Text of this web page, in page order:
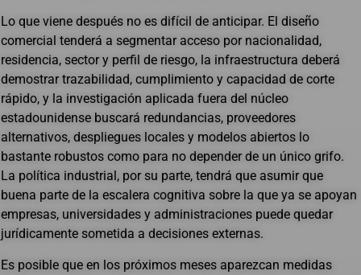
Lo que viene después no es difícil de anticipar. El diseño
comercial tenderá a segmentar acceso por nacionalidad,
residencia, sector y perfil de riesgo, la infraestructura deberá
demostrar trazabilidad, cumplimiento y capacidad de corte
rápido, y la investigación aplicada fuera del núcleo
estadounidense buscará redundancias, proveedores
alternativos, despliegues locales y modelos abiertos lo
bastante robustos como para no depender de un único grifo.
La política industrial, por su parte, tendrá que asumir que
buena parte de la escalera cognitiva sobre la que ya se apoyan
empresas, universidades y administraciones puede quedar
jurídicamente sometida a decisiones externas.
Es posible que en los próximos meses aparezcan medidas